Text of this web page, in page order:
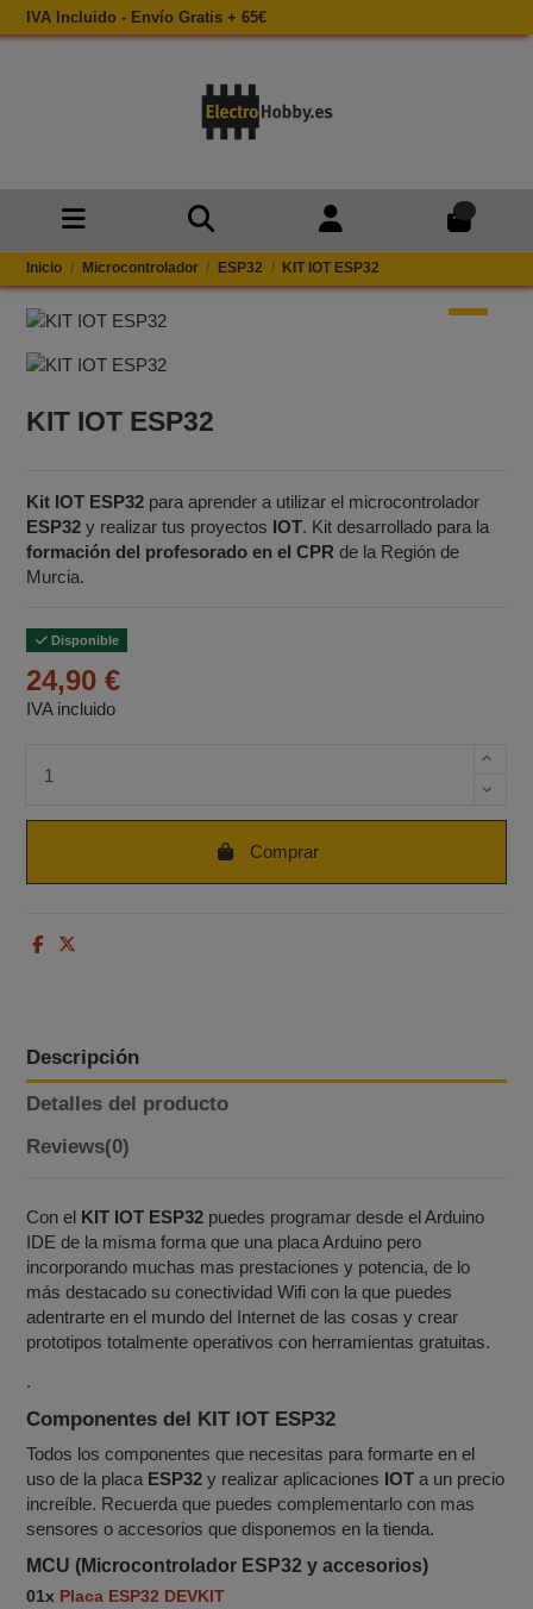
IVA Incluido - Envío Gratis + 65€
Inicio Microcontrolador ESP32 KIT IOT ESP32
KIT IOT ESP32
Kit IOT ESP32 para aprender a utilizar el microcontrolador
ESP32 y realizar tus proyectos IOT. Kit desarrollado para la
formación del profesorado en el CPR de la Región de
Murcia.
Disponible
24,90 €
IVA incluido
Comprar
Descripción
Detalles del producto
Reviews(0)
Con el KIT IOT ESP32 puedes programar desde el Arduino
IDE de la misma forma que una placa Arduino pero
incorporando muchas mas prestaciones y potencia, de lo
más destacado su conectividad Wifi con la que puedes
adentrarte en el mundo del Internet de las cosas y crear
prototipos totalmente operativos con herramientas gratuitas.
.
Componentes del KIT IOT ESP32
Todos los componentes que necesitas para formarte en el
uso de la placa ESP32 y realizar aplicaciones IOT a un precio
increíble. Recuerda que puedes complementarlo con mas
sensores o accesorios que disponemos en la tienda.
MCU (Microcontrolador ESP32 y accesorios)
01x Placa ESP32 DEVKIT